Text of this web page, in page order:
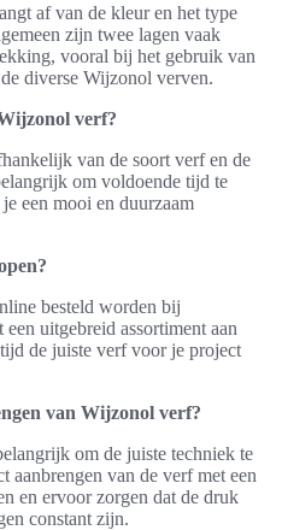
af van de kleur en het type
zijn twee lagen vaak
vooral bij het gebruik van
diverse Wijzonol verven.
verf?
van de soort verf en de
om voldoende tijd te
een mooi en duurzaam
besteld worden bij
uitgebreid assortiment aan
de juiste verf voor je project
van Wijzonol verf?
om de juiste techniek te
aanbrengen van de verf met een
en ervoor zorgen dat de druk
constant zijn.